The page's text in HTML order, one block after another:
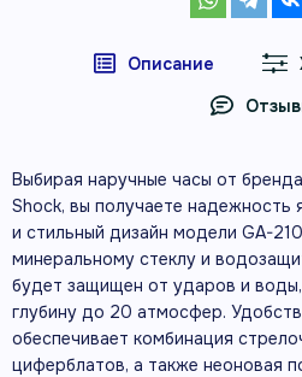
Описание
Выбирая наручные часы от
Shock, вы получаете надежность
и стильный дизайн модели GA-
минеральному стеклу и
будет защищен от ударов и
глубину до 20 атмосфер.
обеспечивает комбинация
циферблатов, а также неоновая